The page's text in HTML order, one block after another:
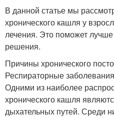
В данной статье мы
хронического кашля у
лечения. Это поможет
решения.
Причины хронического
Респираторные заболевания
Одними из наиболее
хронического кашля
дыхательных путей. Среди